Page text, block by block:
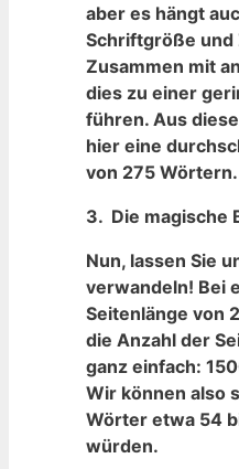
aber es hängt⁣
‍Schriftgröße‌ und
Zusammen ‍mit
dies zu ​einer
führen. ⁣Aus
hier eine
von 275⁣ Wörtern.
3. ‍ Die magische
Nun, lassen ‌Sie
verwandeln! Bei
Seitenlänge von
die Anzahl der
ganz ⁢einfach:
⁣Wir können ⁤also‌
Wörter etwa⁤ 54
würden.